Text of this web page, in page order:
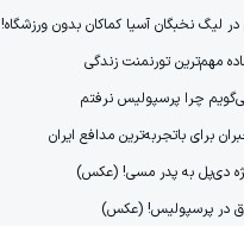
در لیگ نخبگان آسیا کماکان بدون ورزشگاه!
مهم‌ترین تورنمنت زندگی
چرا پرسپولیس نرفتم
برای باتجربه‌ترین مدافع ایران
دی‌پل به پدر مسی! (عکس)
در پرسپولیس! (عکس)